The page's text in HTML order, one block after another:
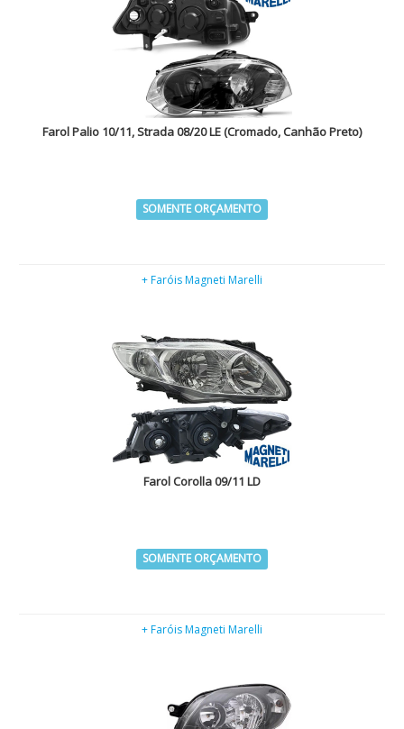
Farol Palio 10/11, Strada 08/20 LE (Cromado, Canhão Preto)
SOMENTE ORÇAMENTO
+ Faróis Magneti Marelli
Farol Corolla 09/11 LD
SOMENTE ORÇAMENTO
+ Faróis Magneti Marelli